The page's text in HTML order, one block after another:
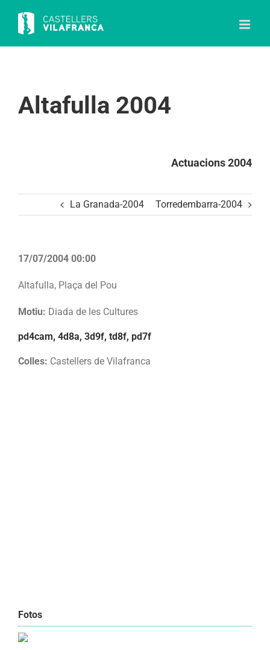
content
Altafulla 2004
Actuacions 2004
La Granada-2004 Torredembarra-2004
17/07/2004 00:00
Altafulla, Plaça del Pou
Motiu: Diada de les Cultures
pd4cam, 4d8a, 3d9f, td8f, pd7f
Colles: Castellers de Vilafranca
Fotos